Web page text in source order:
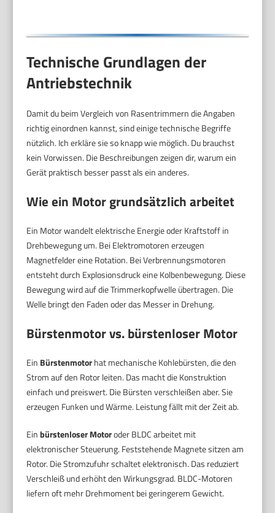
Technische Grundlagen der
Antriebstechnik
Damit du beim Vergleich von Rasentrimmern die Angaben
richtig einordnen kannst, sind einige technische Begriffe
nützlich. Ich erkläre sie so knapp wie möglich. Du brauchst
kein Vorwissen. Die Beschreibungen zeigen dir, warum ein
Gerät praktisch besser passt als ein anderes.
Wie ein Motor grundsätzlich arbeitet
Ein Motor wandelt elektrische Energie oder Kraftstoff in
Drehbewegung um. Bei Elektromotoren erzeugen
Magnetfelder eine Rotation. Bei Verbrennungsmotoren
entsteht durch Explosionsdruck eine Kolbenbewegung. Diese
Bewegung wird auf die Trimmerkopfwelle übertragen. Die
Welle bringt den Faden oder das Messer in Drehung.
Bürstenmotor vs. bürstenloser Motor
Ein Bürstenmotorhat mechanische Kohlebürsten, die den
Strom auf den Rotor leiten. Das macht die Konstruktion
einfach und preiswert. Die Bürsten verschleißen aber. Sie
erzeugen Funken und Wärme. Leistung fällt mit der Zeit ab.
Einbürstenloser Motoroder BLDC arbeitet mit
elektronischer Steuerung. Feststehende Magnete sitzen am
Rotor. Die Stromzufuhr schaltet elektronisch. Das reduziert
Verschleiß und erhöht den Wirkungsgrad. BLDC-Motoren
liefern oft mehr Drehmoment bei geringerem Gewicht.